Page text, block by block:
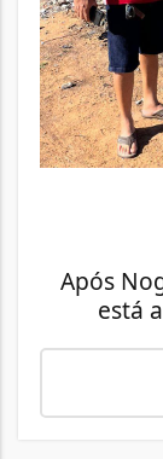
Após
está